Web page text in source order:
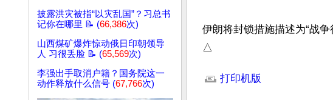
披露洪灾被指“以灾乱国”？习总书
记你在哪里 📝 (66,386次)
山西煤矿爆炸惊动俄日印朝领导
人 习很丢脸 📝 (65,569次)
李强出手取消户籍？国务院这一
动作释放什么信号 (67,766次)
伊朗将封锁措施描述为“战争
△
打印机版